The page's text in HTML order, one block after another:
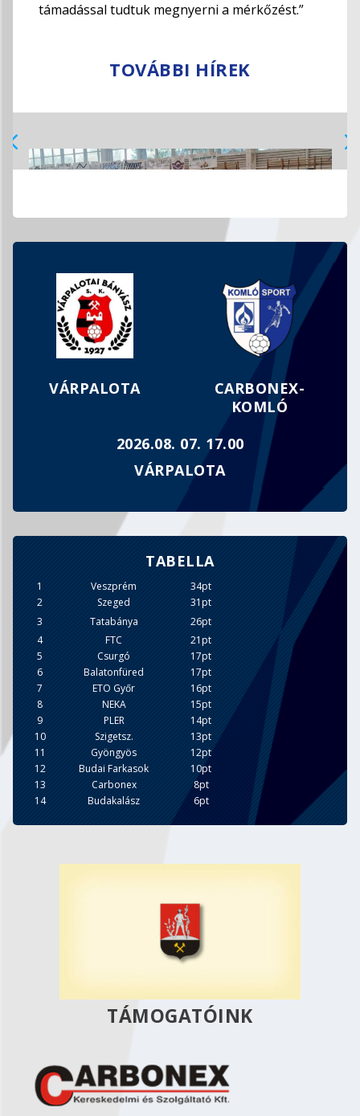
támadással tudtuk megnyerni a mérkőzést.”
TOVÁBBI HÍREK
MEGFOGYVA BÁR, DE TÖRVE NEM…
VÁRPALOTA
CARBONEX-
KOMLÓ
2026.08. 07. 17.00
VÁRPALOTA
TABELLA
1 Veszprém
34pt
2
Szeged
31pt
3
Tatabánya
26pt
4
FTC
21pt
5
Csurgó
17pt
6
Balatonfüred
17pt
7
ETO Győr
16pt
8
NEKA
15pt
9
PLER
14pt
10
Szigetsz.
13pt
11
Gyöngyös
12pt
12
Budai Farkasok
10pt
13
Carbonex
8pt
14
Budakalász 6pt
TÁMOGATÓINK